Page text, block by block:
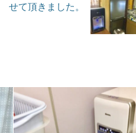
せて頂きました。